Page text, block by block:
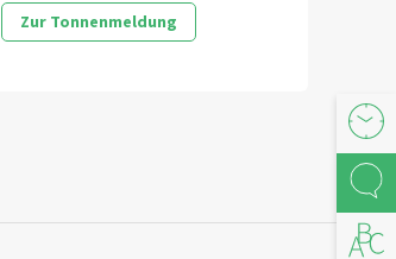
Zur Tonnenmeldung